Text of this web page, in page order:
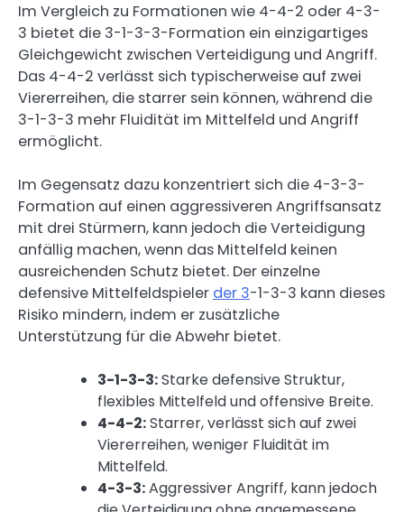
Im Vergleich zu Formationen wie 4-4-2 oder 4-3-
3 bietet die 3-1-3-3-Formation ein einzigartiges
Gleichgewicht zwischen Verteidigung und Angriff.
Das 4-4-2 verlässt sich typischerweise auf zwei
Viererreihen, die starrer sein können, während die
3-1-3-3 mehr Fluidität im Mittelfeld und Angriff
ermöglicht.
Im Gegensatz dazu konzentriert sich die 4-3-3-
Formation auf einen aggressiveren Angriffsansatz
mit drei Stürmern, kann jedoch die Verteidigung
anfällig machen, wenn das Mittelfeld keinen
ausreichenden Schutz bietet. Der einzelne
defensive Mittelfeldspieler der 3-1-3-3 kann dieses
Risiko mindern, indem er zusätzliche
Unterstützung für die Abwehr bietet.
3-1-3-3:Starke defensive Struktur,
flexibles Mittelfeld und offensive Breite.
4-4-2:Starrer, verlässt sich auf zwei
Viererreihen, weniger Fluidität im
Mittelfeld.
4-3-3:Aggressiver Angriff, kann jedoch